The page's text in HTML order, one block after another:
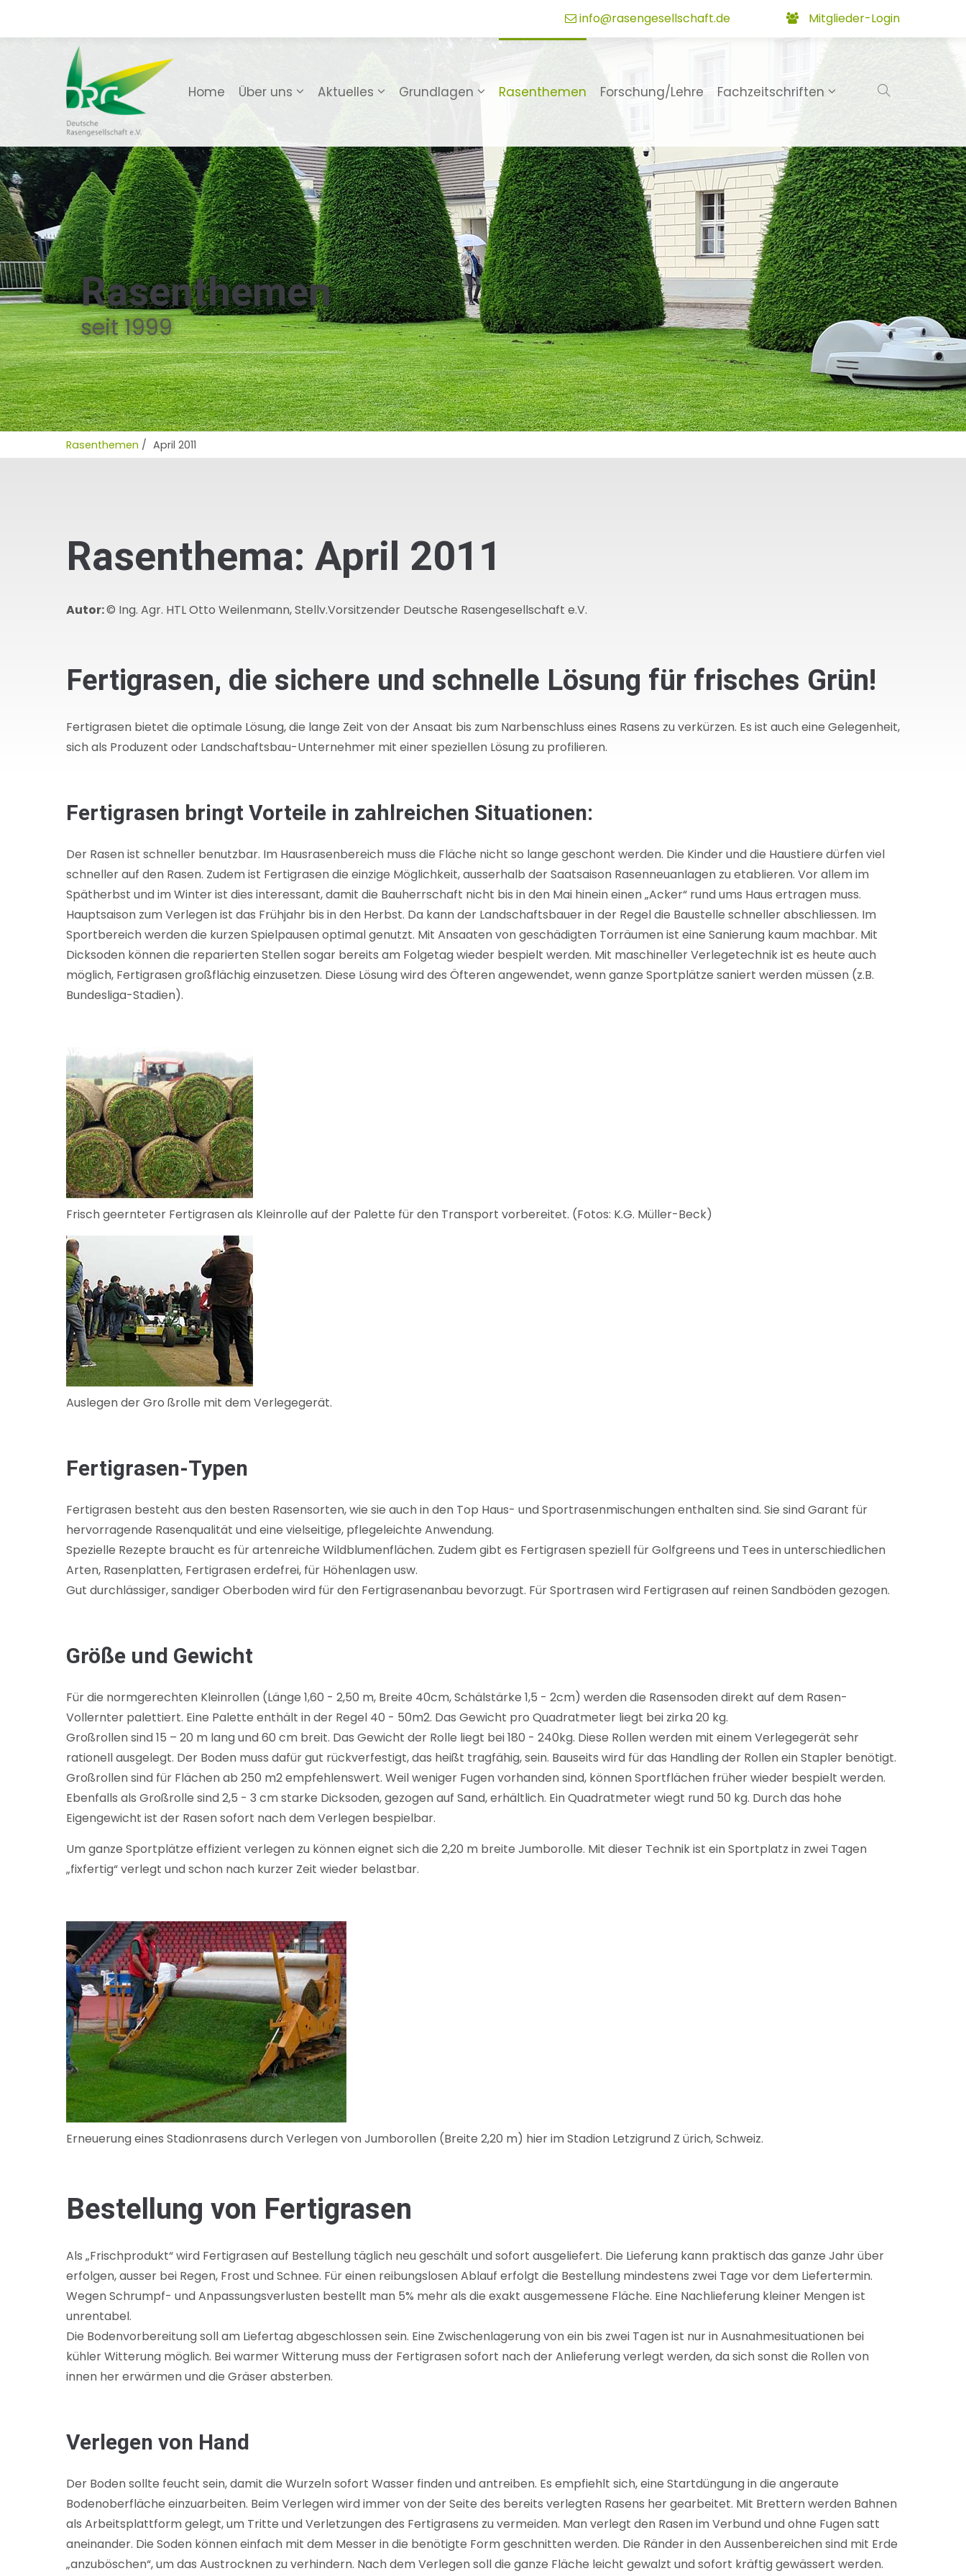
info@rasengesellschaft.de Mitglieder-Login
Home Über uns Aktuelles Grundlagen Rasenthemen Forschung/Lehre Fachzeitschriften
Rasenthemen
seit 1999
Rasenthemen / April 2011
Rasenthema: April 2011
Autor:© Ing. Agr. HTL Otto Weilenmann, Stellv.Vorsitzender Deutsche Rasengesellschaft e.V.
Fertigrasen, die sichere und schnelle Lösung für frisches Grün!
Fertigrasen bietet die optimale Lösung, die lange Zeit von der Ansaat bis zum Narbenschluss eines Rasens zu verkürzen. Es ist auch eine Gelegenheit,
sich als Produzent oder Landschaftsbau-Unternehmer mit einer speziellen Lösung zu profilieren.
Fertigrasen bringt Vorteile in zahlreichen Situationen:
Der Rasen ist schneller benutzbar. Im Hausrasenbereich muss die Fläche nicht so lange geschont werden. Die Kinder und die Haustiere dürfen viel
schneller auf den Rasen. Zudem ist Fertigrasen die einzige Möglichkeit, ausserhalb der Saatsaison Rasenneuanlagen zu etablieren. Vor allem im
Spätherbst und im Winter ist dies interessant, damit die Bauherrschaft nicht bis in den Mai hinein einen „Acker“ rund ums Haus ertragen muss.
Hauptsaison zum Verlegen ist das Frühjahr bis in den Herbst. Da kann der Landschaftsbauer in der Regel die Baustelle schneller abschliessen. Im
Sportbereich werden die kurzen Spielpausen optimal genutzt. Mit Ansaaten von geschädigten Torräumen ist eine Sanierung kaum machbar. Mit
Dicksoden können die reparierten Stellen sogar bereits am Folgetag wieder bespielt werden. Mit maschineller Verlegetechnik ist es heute auch
möglich, Fertigrasen großflächig einzusetzen. Diese Lösung wird des Öfteren angewendet, wenn ganze Sportplätze saniert werden müssen (z.B.
Bundesliga-Stadien).
Frisch geernteter Fertigrasen als Kleinrolle auf der Palette für den Transport vorbereitet. (Fotos: K.G. Müller-Beck)
Auslegen der Gro ßrolle mit dem Verlegegerät.
Fertigrasen-Typen
Fertigrasen besteht aus den besten Rasensorten, wie sie auch in den Top Haus- und Sportrasenmischungen enthalten sind. Sie sind Garant für
hervorragende Rasenqualität und eine vielseitige, pflegeleichte Anwendung.
Spezielle Rezepte braucht es für artenreiche Wildblumenflächen. Zudem gibt es Fertigrasen speziell für Golfgreens und Tees in unterschiedlichen
Arten, Rasenplatten, Fertigrasen erdefrei, für Höhenlagen usw.
Gut durchlässiger, sandiger Oberboden wird für den Fertigrasenanbau bevorzugt. Für Sportrasen wird Fertigrasen auf reinen Sandböden gezogen.
Größe und Gewicht
Für die normgerechten Kleinrollen (Länge 1,60 - 2,50 m, Breite 40cm, Schälstärke 1,5 - 2cm) werden die Rasensoden direkt auf dem Rasen-
Vollernter palettiert. Eine Palette enthält in der Regel 40 - 50m2. Das Gewicht pro Quadratmeter liegt bei zirka 20 kg.
Großrollen sind 15 – 20 m lang und 60 cm breit. Das Gewicht der Rolle liegt bei 180 - 240kg. Diese Rollen werden mit einem Verlegegerät sehr
rationell ausgelegt. Der Boden muss dafür gut rückverfestigt, das heißt tragfähig, sein. Bauseits wird für das Handling der Rollen ein Stapler benötigt.
Großrollen sind für Flächen ab 250 m2 empfehlenswert. Weil weniger Fugen vorhanden sind, können Sportflächen früher wieder bespielt werden.
Ebenfalls als Großrolle sind 2,5 - 3 cm starke Dicksoden, gezogen auf Sand, erhältlich. Ein Quadratmeter wiegt rund 50 kg. Durch das hohe
Eigengewicht ist der Rasen sofort nach dem Verlegen bespielbar.
Um ganze Sportplätze effizient verlegen zu können eignet sich die 2,20 m breite Jumborolle. Mit dieser Technik ist ein Sportplatz in zwei Tagen
„fixfertig“ verlegt und schon nach kurzer Zeit wieder belastbar.
Erneuerung eines Stadionrasens durch Verlegen von Jumborollen (Breite 2,20 m) hier im Stadion Letzigrund Z ürich, Schweiz.
Bestellung von Fertigrasen
Als „Frischprodukt“ wird Fertigrasen auf Bestellung täglich neu geschält und sofort ausgeliefert. Die Lieferung kann praktisch das ganze Jahr über
erfolgen, ausser bei Regen, Frost und Schnee. Für einen reibungslosen Ablauf erfolgt die Bestellung mindestens zwei Tage vor dem Liefertermin.
Wegen Schrumpf- und Anpassungsverlusten bestellt man 5% mehr als die exakt ausgemessene Fläche. Eine Nachlieferung kleiner Mengen ist
unrentabel.
Die Bodenvorbereitung soll am Liefertag abgeschlossen sein. Eine Zwischenlagerung von ein bis zwei Tagen ist nur in Ausnahmesituationen bei
kühler Witterung möglich. Bei warmer Witterung muss der Fertigrasen sofort nach der Anlieferung verlegt werden, da sich sonst die Rollen von
innen her erwärmen und die Gräser absterben.
Verlegen von Hand
Der Boden sollte feucht sein, damit die Wurzeln sofort Wasser finden und antreiben. Es empfiehlt sich, eine Startdüngung in die angeraute
Bodenoberfläche einzuarbeiten. Beim Verlegen wird immer von der Seite des bereits verlegten Rasens her gearbeitet. Mit Brettern werden Bahnen
als Arbeitsplattform gelegt, um Tritte und Verletzungen des Fertigrasens zu vermeiden. Man verlegt den Rasen im Verbund und ohne Fugen satt
aneinander. Die Soden können einfach mit dem Messer in die benötigte Form geschnitten werden. Die Ränder in den Aussenbereichen sind mit Erde
„anzuböschen“, um das Austrocknen zu verhindern. Nach dem Verlegen soll die ganze Fläche leicht gewalzt und sofort kräftig gewässert werden.